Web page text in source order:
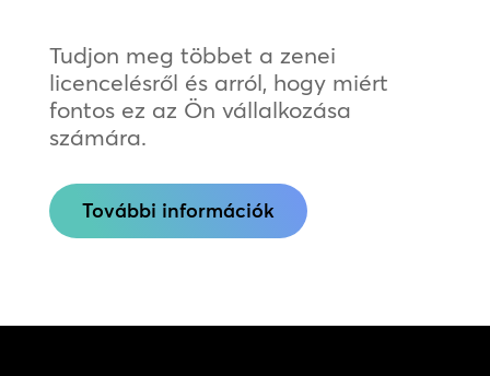
Tudjon meg többet a zenei
licencelésről és arról, hogy miért
fontos ez az Ön vállalkozása
számára.
További információk